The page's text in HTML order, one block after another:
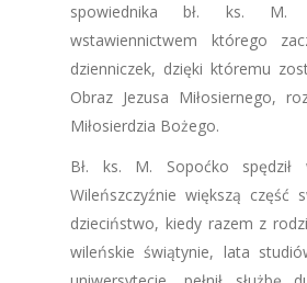
spowiednika bł. ks. M.
wstawiennictwem którego
dzienniczek, dzięki któremu
Obraz Jezusa Miłosiernego,
Miłosierdzia Bożego.
Bł. ks. M. Sopoćko
Wileńszczyźnie większą część
dzieciństwo, kiedy razem z
wileńskie świątynie, lata